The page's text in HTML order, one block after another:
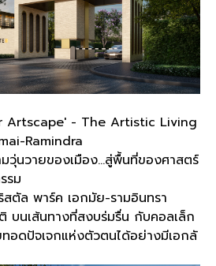
Artscape' - The Artistic Living
Ramindra
วุ่นวายของเมือง…สู่พื้นที่ของศาสตร์
รม
ตัล พาร์ค เอกมัย-รามอินทรา
บนเส้นทางที่สงบร่มรื่น กับคอลเล็ก
อดปัจเจกแห่งตัวตนได้อย่างมีเอกลั